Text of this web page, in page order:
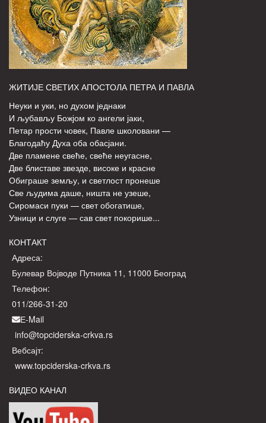
ЖИТИЈЕ СВЕТИХ АПОСТОЛА ПЕТРА И ПАВЛА
Неуки и уки, но духом једнаки
И љубављу Божјом ко ангели јаки,
Петар прости човек, Павле школовани —
Благодаћу Духа оба обасјани.
Две пламене свеће, свеће неугасне,
Две блиставе звезде, високе и красне
Обиграше земљу, и светлост пронеше
Све људима даше, ништа не узеше,
Сиромаси пуки — свет обогатише,
Узници и слуге — сав свет покорише...
КОНТАКТ
Адреса:
Булевар Војводе Путника 11, 11000 Београд
Телефон:
011/266-31-20
Е-Mail
info@topciderska-crkva.rs
Вебсајт:
www.topciderska-crkva.rs
ВИДЕО КАНАЛ